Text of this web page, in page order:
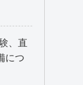
、直
につ